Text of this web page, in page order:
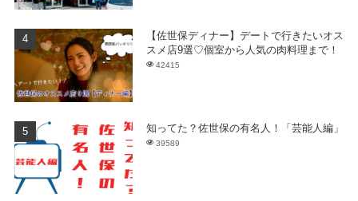
【佐世保ディナー】デートで行きたいオス
スメ店9選♡個室から人気の肉料理まで！
42415
知ってた？佐世保の有名人！「芸能人編」
39589